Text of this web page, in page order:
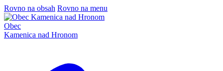
Rovno na obsah Rovno na menu
Obec
Kamenica nad Hronom